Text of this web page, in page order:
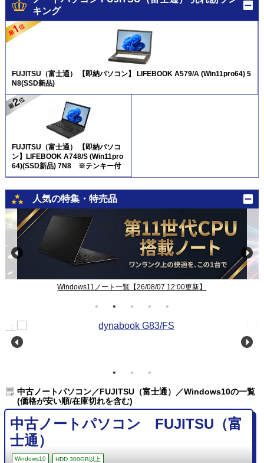
キング
FUJITSU（富士通） 【即納パソコン】 LIFEBOOK A579/A (Win11pro64) 5
N8(SSD新品)
FUJITSU（富士通） 【即納パソコ
ン】LIFEBOOK A748/S (Win11pro
64)(SSD新品) 7N8 ※テンキー付
人気の特集・特売品
Windows10ノート一覧【26/08/07 12:00更新】
中古ノートパソコン／FUJITSU（富士通）／Windows10の一覧
(価格が安い順/在庫切れを含む)
中古ノートパソコン FUJITSU（富
士通）
Windows10 HDD 300GB以上